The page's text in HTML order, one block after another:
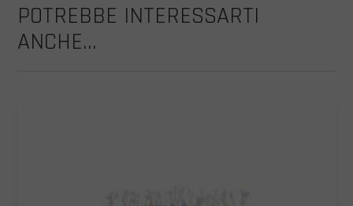
POTREBBE INTERESSARTI
ANCHE...